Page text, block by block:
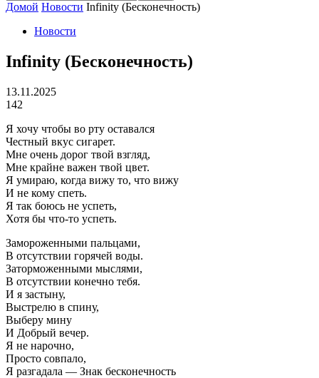
Домой Новости Infinity (Бесконечность)
Новости
Infinity (Бесконечность)
13.11.2025
142
Я хочу чтобы во рту оставался
Честный вкус сигарет.
Мне очень дорог твой взгляд,
Мне крайне важен твой цвет.
Я умираю, когда вижу то, что вижу
И не кому спеть.
Я так боюсь не успеть,
Хотя бы что-то успеть.
Замороженными пальцами,
В отсутствии горячей воды.
Заторможенными мыслями,
В отсутствии конечно тебя.
И я застыну,
Выстрелю в спину,
Выберу мину
И Добрый вечер.
Я не нарочно,
Просто совпало,
Я разгадала — Знак бесконечность